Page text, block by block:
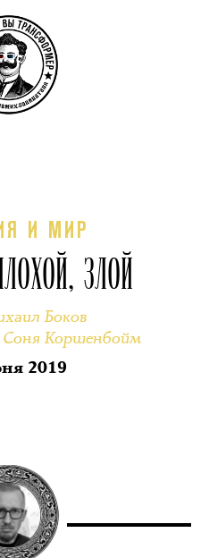
И МИР
ЗЛОЙ
Боков
Соня Коршенбойм
2019